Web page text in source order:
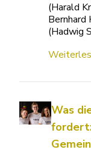
(Harald
Bernhard
(Hadwig
Was